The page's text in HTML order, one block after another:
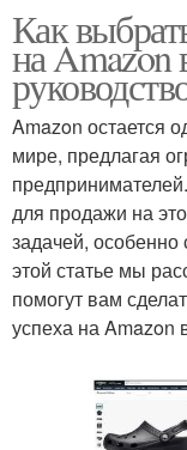
Как
на Amazon
Amazon остается
мире, предлагая
для продажи на
задачей, особенно
этой статье мы
помогут вам
успеха на Amazon